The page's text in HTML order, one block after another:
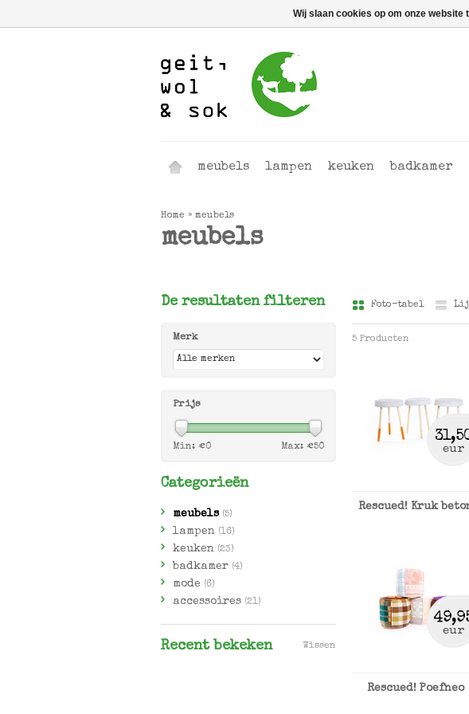
meubels lampen keuken badkamer
Home » meubels
meubels
Foto-tabel
5 Producten
eur
Rescued! Kruk
eur
Rescued! Poefneo
De resultaten filteren
Merk
Prijs
Min: €0 Max: €50
Categorieën
meubels (5)
lampen (16)
keuken (23)
badkamer (4)
mode (6)
accessoires (21)
Recent bekeken Wissen
Wij slaan cookies op om onze